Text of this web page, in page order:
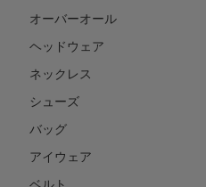
オーバーオール
ヘッドウェア
ネックレス
シューズ
バッグ
アイウェア
ベルト